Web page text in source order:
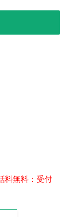
料無料：受付